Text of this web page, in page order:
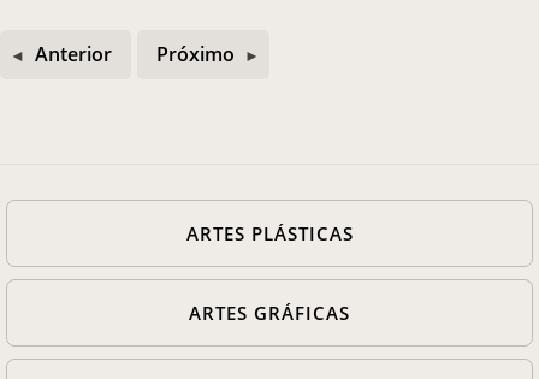
Anterior Próximo
ARTES PLÁSTICAS
ARTES GRÁFICAS